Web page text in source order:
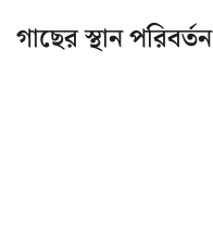
গাছের স্থান পরিবর্তন